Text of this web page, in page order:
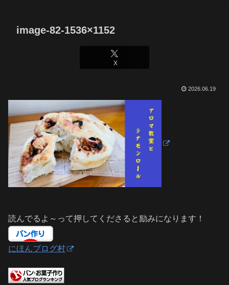
image-82-1536×1152
X
2026.06.19
読んでるよ～って押してくださると励みになります！
にほんブログ村